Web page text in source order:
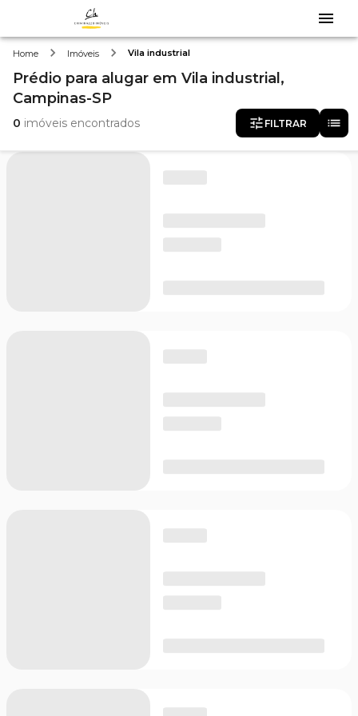
Home Imóveis Vila industrial
Prédio para alugar em Vila industrial,
Campinas-SP
0 imóveis encontrados FILTRAR